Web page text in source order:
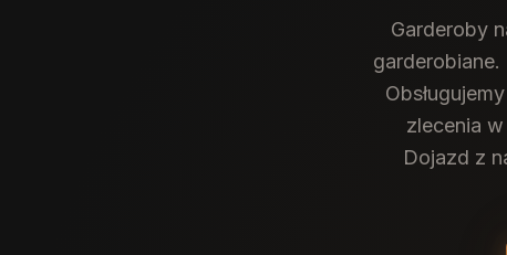
Garderoby
zlecenia
Dojazd z